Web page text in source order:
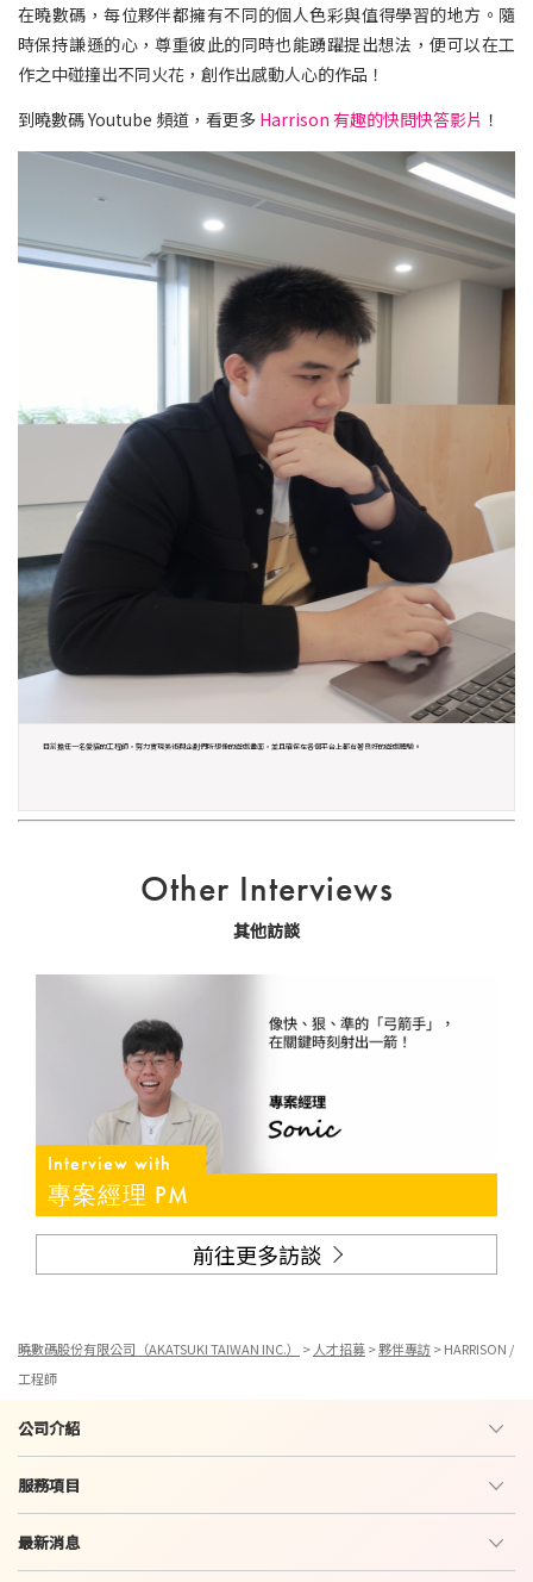
在曉數碼，每位夥伴都擁有不同的個人色彩與值得學習的地方。隨
時保持謙遜的心，尊重彼此的同時也能踴躍提出想法，便可以在工
作之中碰撞出不同火花，創作出感動人心的作品！
到曉數碼 Youtube 頻道，看更多 Harrison 有趣的快問快答影片 ！​​
目前擔任一名愛貓的工程師，努力實現美術與企劃們所想像的遊戲畫面，並且確保在各個平台上都有著良好的遊戲體驗。
Other Interviews
其他訪談
Interview with
專案經理 PM
前往更多訪談
曉數碼股份有限公司（AKATSUKI TAIWAN INC.） > 人才招募>夥伴專訪>HARRISON /
工程師
公司介紹
服務項目
最新消息